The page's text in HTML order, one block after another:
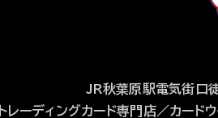
JR秋葉原駅電気街口
トレーディングカード専門店／カード